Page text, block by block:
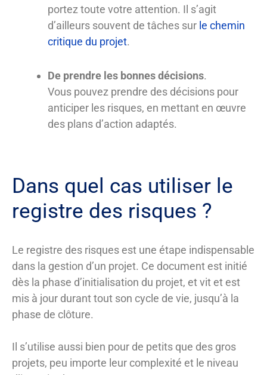
portez toute votre attention. Il s’agit
d’ailleurs souvent de tâches sur le chemin
critique du projet.
De prendre les bonnes décisions.
Vous pouvez prendre des décisions pour
anticiper les risques, en mettant en œuvre
des plans d’action adaptés.
Dans quel cas utiliser le
registre des risques ?
Le registre des risques est une étape indispensable
dans la gestion d’un projet. Ce document est initié
dès la phase d’initialisation du projet, et vit et est
mis à jour durant tout son cycle de vie, jusqu’à la
phase de clôture.
Il s’utilise aussi bien pour de petits que des gros
projets, peu importe leur complexité et le niveau